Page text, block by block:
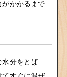
がかかるまで
水分をとば